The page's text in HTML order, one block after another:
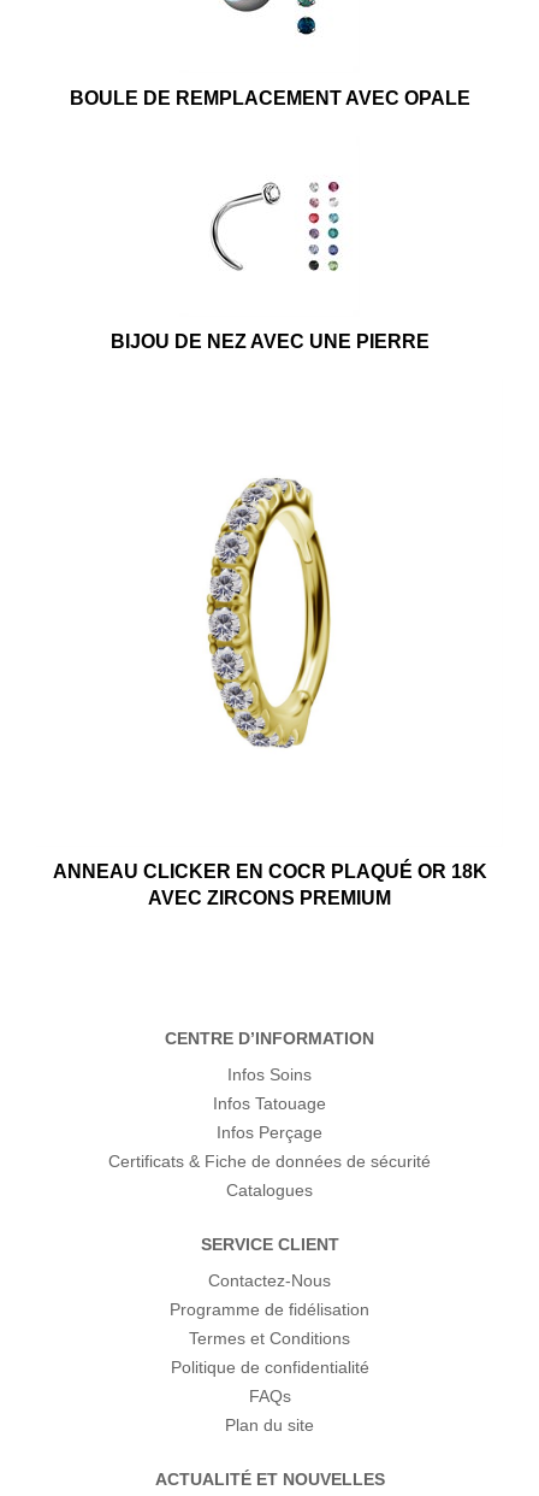
BOULE DE REMPLACEMENT AVEC OPALE
BIJOU DE NEZ AVEC UNE PIERRE
ANNEAU CLICKER EN COCR PLAQUÉ OR 18K
AVEC ZIRCONS PREMIUM
CENTRE D’INFORMATION
Infos Soins
Infos Tatouage
Infos Perçage
Certificats & Fiche de données de sécurité
Catalogues
SERVICE CLIENT
Contactez-Nous
Programme de fidélisation
Termes et Conditions
Politique de confidentialité
FAQs
Plan du site
ACTUALITÉ ET NOUVELLES